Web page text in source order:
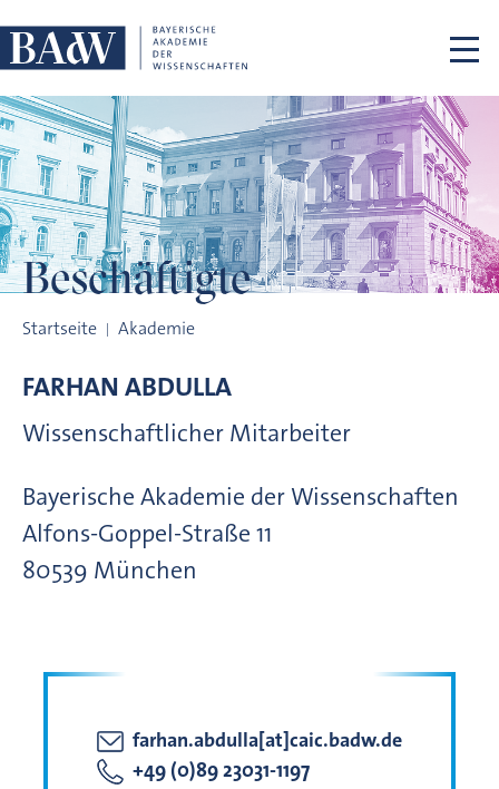
Beschäftigte
Startseite Akademie
FARHAN ABDULLA
Wissenschaftlicher Mitarbeiter
Bayerische Akademie der Wissenschaften
Alfons-Goppel-Straße 11
80539 München
farhan.abdulla[at]caic.badw.de
+49 (0)89 23031-1197